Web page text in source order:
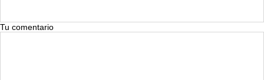
Tu comentario